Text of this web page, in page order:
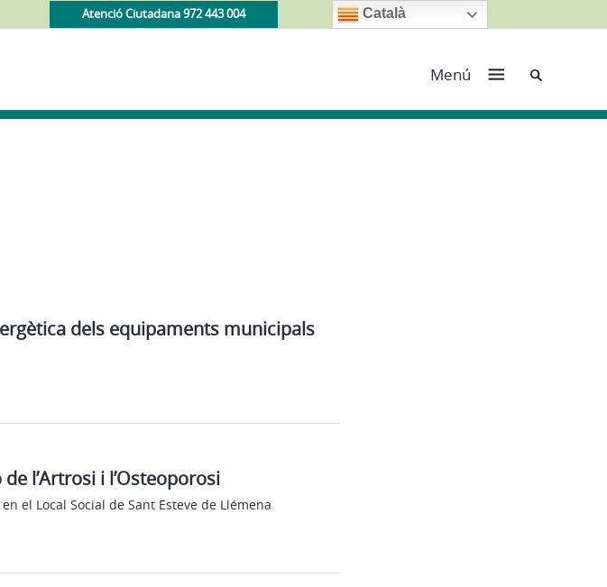
Atenció Ciutadana 972 443 004 Català
Menú Cerca
dels equipaments municipals
l’Artrosi i l’Osteoporosi
el Local Social de Sant Esteve de Llémena